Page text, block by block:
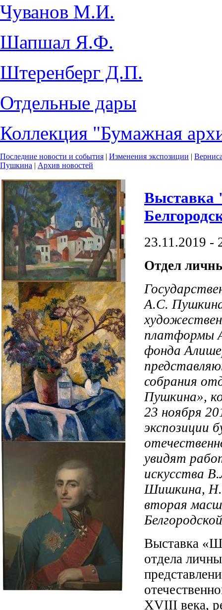
Чуванов М.И.
Шапшал Я.Ф.
Штеренберг Д.П.
Отдельные дары
Коллекция "Бумажная
Последние новости и события | Изменения экспозиции |
Пушкина | Архив новостей
Выставка
23.11.2019 -
Отдел
А.С. Пушкина
платформы
фонда
собрания
Пушкина»,
23 ноября
экспозиции
увидят
искусства
Шишкина,
вторая
Выставка
отдела
XVIII века,